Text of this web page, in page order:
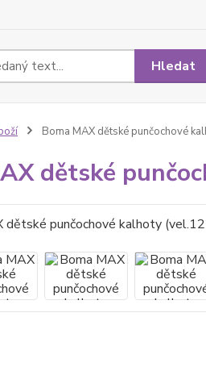
Hledat
Boma MAX dětské punčochové
dětské